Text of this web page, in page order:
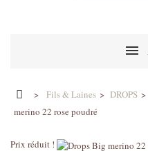
> Fils & Laines > DROPS >
merino 22 rose poudré
Prix réduit !